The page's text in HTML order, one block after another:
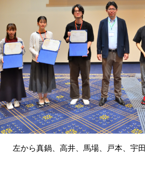
左から真鍋、高井、馬場、戸本、宇